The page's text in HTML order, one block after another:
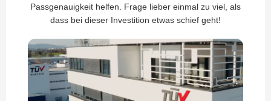
Passgenauigkeit helfen. Frage lieber einmal zu viel, als
dass bei dieser Investition etwas schief geht!